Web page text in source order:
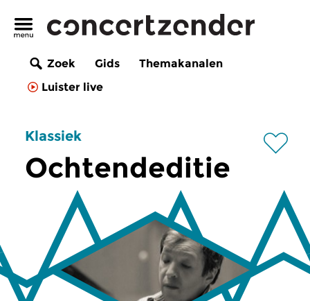
Zoek Gids
Themakanalen
Luister live
Klassiek
Ochtendeditie